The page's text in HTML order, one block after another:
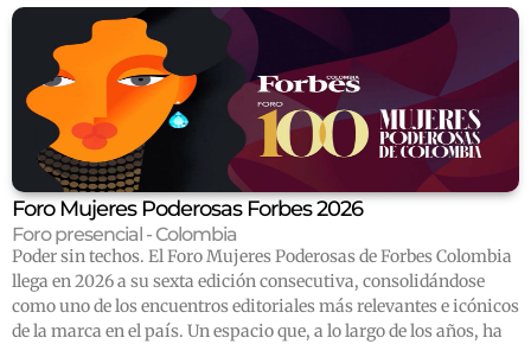
Foro Mujeres Poderosas Forbes 2026
Foro presencial - Colombia
Poder sin techos. El Foro Mujeres Poderosas de Forbes Colombia
llega en 2026 a su sexta edición consecutiva, consolidándose
como uno de los encuentros editoriales más relevantes e icónicos
de la marca en el país. Un espacio que, a lo largo de los años, ha